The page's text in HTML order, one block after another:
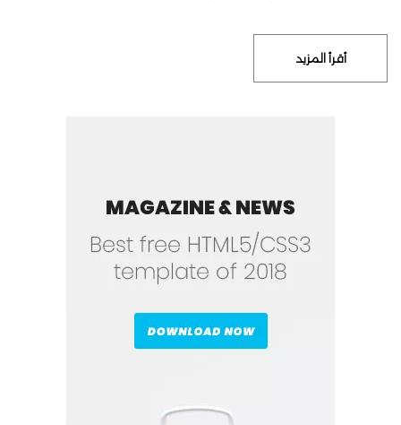
أقرأ المزيد